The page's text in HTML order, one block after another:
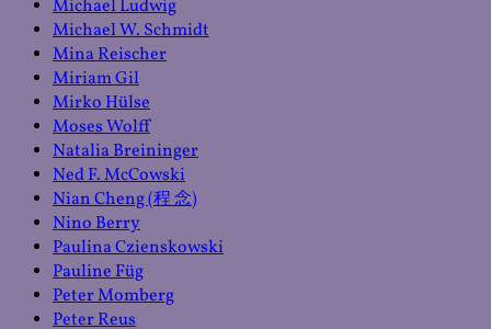
Michael Ludwig
Michael W. Schmidt
Mina Reischer
Miriam Gil
Mirko Hülse
Moses Wolff
Natalia Breininger
Ned F. McCowski
Nian Cheng (程 念)
Nino Berry
Paulina Czienskowski
Pauline Füg
Peter Momberg
Peter Reus